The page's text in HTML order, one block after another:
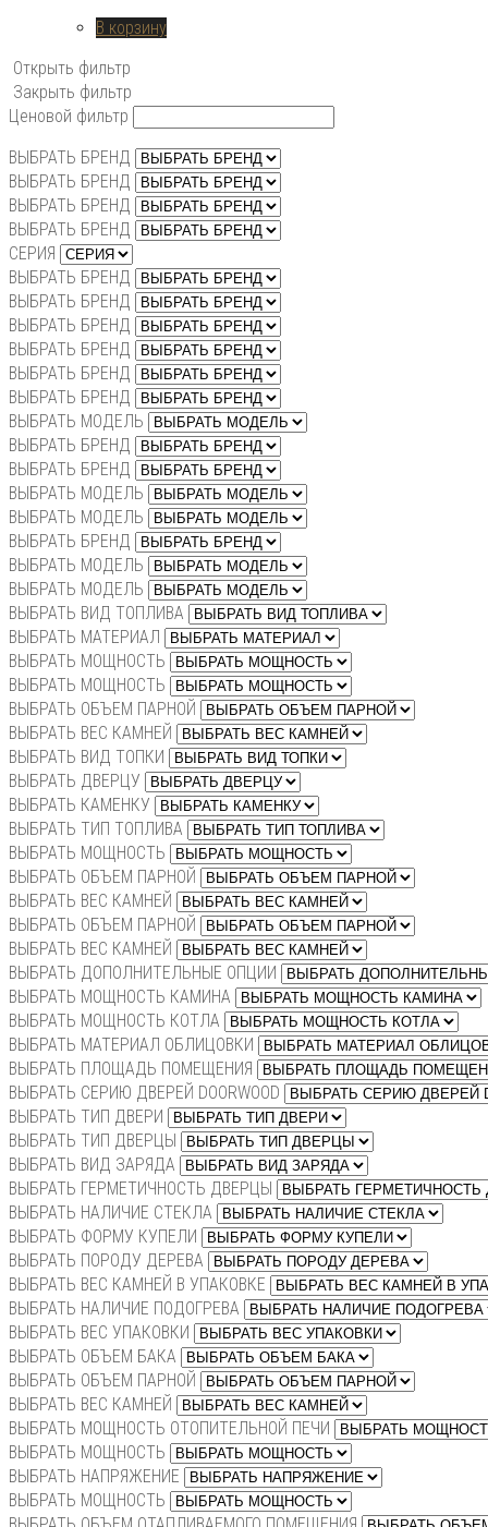
В корзину
Открыть фильтр
Закрыть фильтр
Ценовой фильтр
ВЫБРАТЬ БРЕНД
ВЫБРАТЬ БРЕНД
ВЫБРАТЬ БРЕНД
ВЫБРАТЬ БРЕНД
СЕРИЯ
ВЫБРАТЬ БРЕНД
ВЫБРАТЬ БРЕНД
ВЫБРАТЬ БРЕНД
ВЫБРАТЬ БРЕНД
ВЫБРАТЬ БРЕНД
ВЫБРАТЬ БРЕНД
ВЫБРАТЬ МОДЕЛЬ
ВЫБРАТЬ БРЕНД
ВЫБРАТЬ БРЕНД
ВЫБРАТЬ МОДЕЛЬ
ВЫБРАТЬ МОДЕЛЬ
ВЫБРАТЬ БРЕНД
ВЫБРАТЬ МОДЕЛЬ
ВЫБРАТЬ МОДЕЛЬ
ВЫБРАТЬ ВИД ТОПЛИВА
ВЫБРАТЬ МАТЕРИАЛ
ВЫБРАТЬ МОЩНОСТЬ
ВЫБРАТЬ МОЩНОСТЬ
ВЫБРАТЬ ОБЪЕМ ПАРНОЙ
ВЫБРАТЬ ВЕС КАМНЕЙ
ВЫБРАТЬ ВИД ТОПКИ
ВЫБРАТЬ ДВЕРЦУ
ВЫБРАТЬ КАМЕНКУ
ВЫБРАТЬ ТИП ТОПЛИВА
ВЫБРАТЬ МОЩНОСТЬ
ВЫБРАТЬ ОБЪЕМ ПАРНОЙ
ВЫБРАТЬ ВЕС КАМНЕЙ
ВЫБРАТЬ ОБЪЕМ ПАРНОЙ
ВЫБРАТЬ ВЕС КАМНЕЙ
ВЫБРАТЬ ДОПОЛНИТЕЛЬНЫЕ ОПЦИИ
ВЫБРАТЬ МОЩНОСТЬ КАМИНА
ВЫБРАТЬ МОЩНОСТЬ КОТЛА
ВЫБРАТЬ МАТЕРИАЛ ОБЛИЦОВКИ
ВЫБРАТЬ ПЛОЩАДЬ ПОМЕЩЕНИЯ
ВЫБРАТЬ СЕРИЮ ДВЕРЕЙ DOORWOOD
ВЫБРАТЬ ТИП ДВЕРИ
ВЫБРАТЬ ТИП ДВЕРЦЫ
ВЫБРАТЬ ВИД ЗАРЯДА
ВЫБРАТЬ ГЕРМЕТИЧНОСТЬ ДВЕРЦЫ
ВЫБРАТЬ НАЛИЧИЕ СТЕКЛА
ВЫБРАТЬ ФОРМУ КУПЕЛИ
ВЫБРАТЬ ПОРОДУ ДЕРЕВА
ВЫБРАТЬ ВЕС КАМНЕЙ В УПАКОВКЕ
ВЫБРАТЬ НАЛИЧИЕ ПОДОГРЕВА
ВЫБРАТЬ ВЕС УПАКОВКИ
ВЫБРАТЬ ОБЪЕМ БАКА
ВЫБРАТЬ ОБЪЕМ ПАРНОЙ
ВЫБРАТЬ ВЕС КАМНЕЙ
ВЫБРАТЬ МОЩНОСТЬ ОТОПИТЕЛЬНОЙ ПЕЧИ
ВЫБРАТЬ МОЩНОСТЬ
ВЫБРАТЬ НАПРЯЖЕНИЕ
ВЫБРАТЬ МОЩНОСТЬ